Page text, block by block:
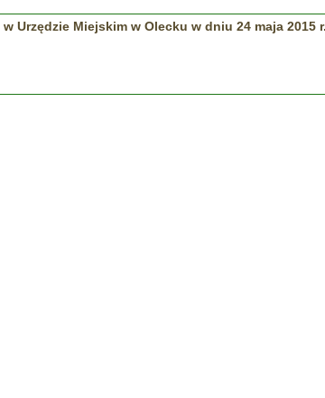
Urzędzie Miejskim w Olecku w dniu 24 maja 2015